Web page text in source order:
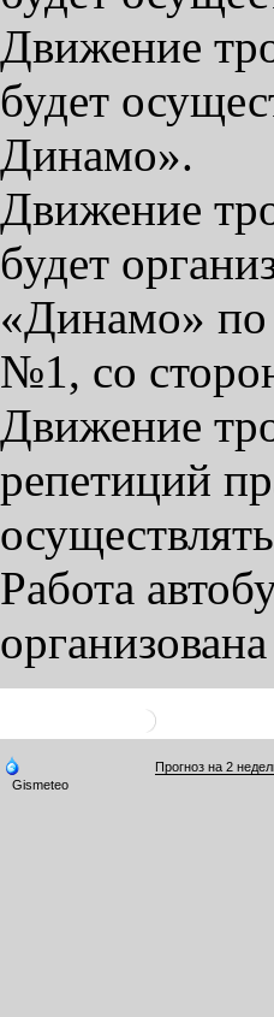
Движение
будет
Динамо».
Движение
будет
«Динамо» по
№1, со
Движение
репетиций
Работа